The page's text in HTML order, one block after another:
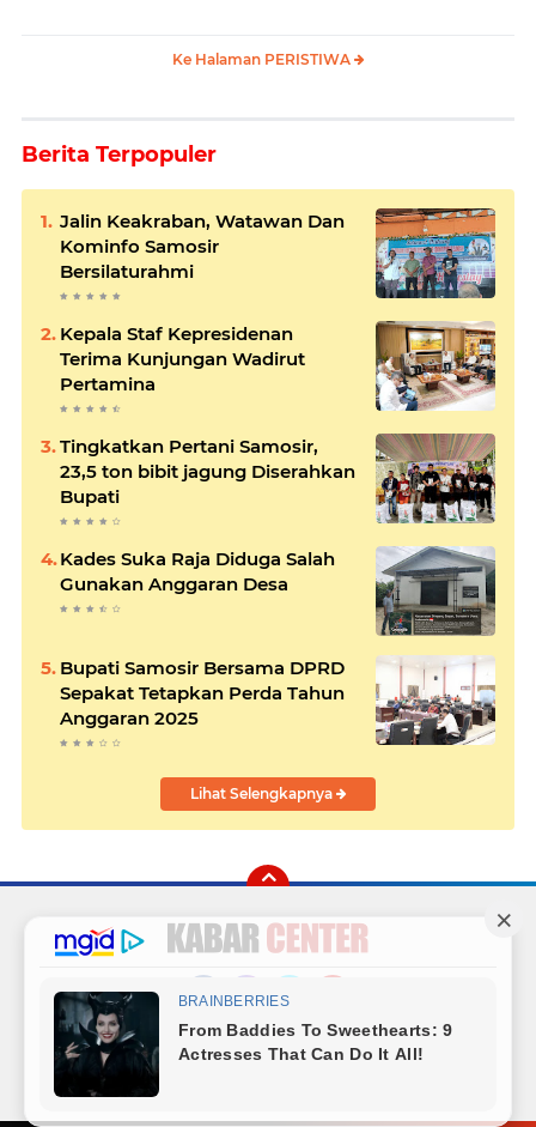
Ke Halaman PERISTIWA
Berita Terpopuler
Jalin Keakraban, Watawan Dan
Kominfo Samosir
Bersilaturahmi
Kepala Staf Kepresidenan
Terima Kunjungan Wadirut
Pertamina
Tingkatkan Pertani Samosir,
23,5 ton bibit jagung Diserahkan
Bupati
Kades Suka Raja Diduga Salah
Gunakan Anggaran Desa
Bupati Samosir Bersama DPRD
Sepakat Tetapkan Perda Tahun
Anggaran 2025
Lihat Selengkapnya
FacebookInstagram
TwitterYouTube
Redaksi Sitemap Hubungi Kami Radio